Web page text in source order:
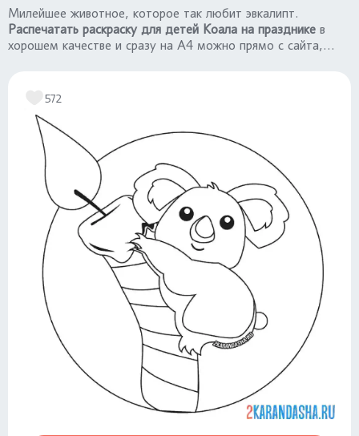
Милейшее животное, которое так любит эвкалипт.
Распечатать раскраску для детей Коала на празднике в
хорошем качестве и сразу на А4 можно прямо с сайта,
572